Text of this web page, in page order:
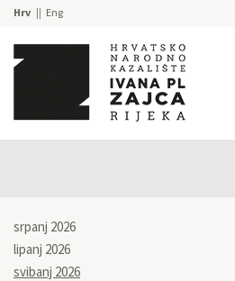
Hrv Eng
srpanj 2026
lipanj 2026
svibanj 2026